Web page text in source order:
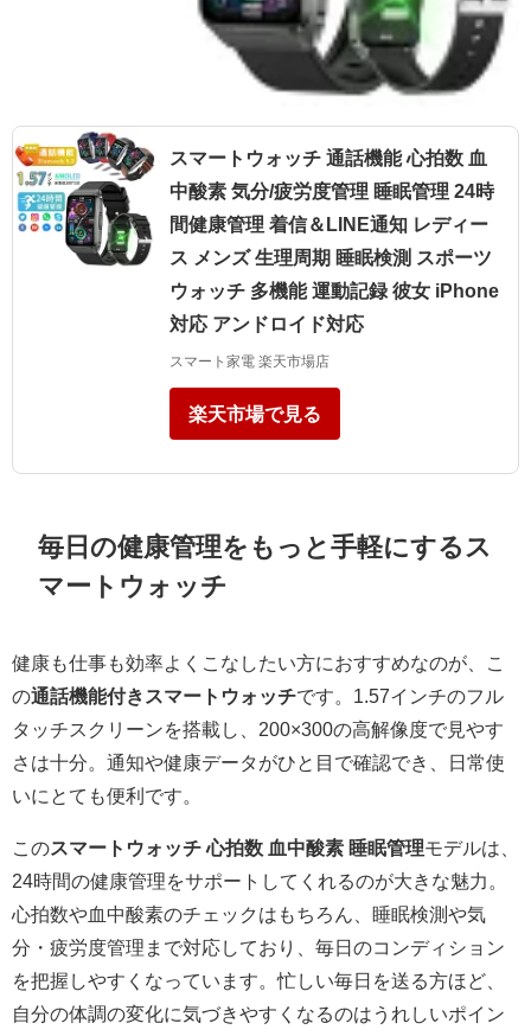
スマートウォッチ 通話機能 心拍数 血
中酸素 気分/疲労度管理 睡眠管理 24時
間健康管理 着信＆LINE通知 レディー
ス メンズ 生理周期 睡眠検測 スポーツ
ウォッチ 多機能 運動記録 彼女 iPhone
対応 アンドロイド対応
スマート家電 楽天市場店
楽天市場で見る
毎日の健康管理をもっと手軽にするス
マートウォッチ
健康も仕事も効率よくこなしたい方におすすめなのが、こ
の通話機能付きスマートウォッチです。1.57インチのフル
タッチスクリーンを搭載し、200×300の高解像度で見やす
さは十分。通知や健康データがひと目で確認でき、日常使
いにとても便利です。
このスマートウォッチ 心拍数 血中酸素 睡眠管理モデルは、
24時間の健康管理をサポートしてくれるのが大きな魅力。
心拍数や血中酸素のチェックはもちろん、睡眠検測や気
分・疲労度管理まで対応しており、毎日のコンディション
を把握しやすくなっています。忙しい毎日を送る方ほど、
自分の体調の変化に気づきやすくなるのはうれしいポイン